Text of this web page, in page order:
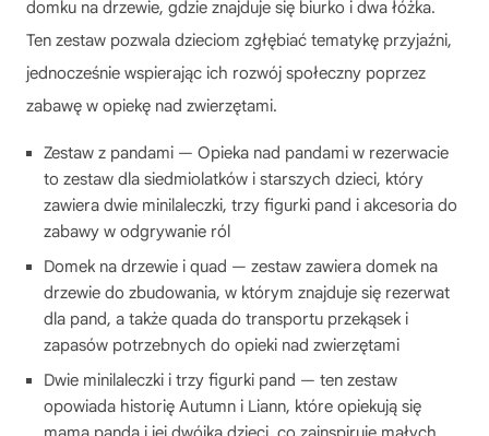
domku na drzewie, gdzie znajduje się biurko i dwa łóżka.
Ten zestaw pozwala dzieciom zgłębiać tematykę przyjaźni,
jednocześnie wspierając ich rozwój społeczny poprzez
zabawę w opiekę nad zwierzętami.
Zestaw z pandami — Opieka nad pandami w rezerwacie
to zestaw dla siedmiolatków i starszych dzieci, który
zawiera dwie minilaleczki, trzy figurki pand i akcesoria do
zabawy w odgrywanie ról
Domek na drzewie i quad — zestaw zawiera domek na
drzewie do zbudowania, w którym znajduje się rezerwat
dla pand, a także quada do transportu przekąsek i
zapasów potrzebnych do opieki nad zwierzętami
Dwie minilaleczki i trzy figurki pand — ten zestaw
opowiada historię Autumn i Liann, które opiekują się